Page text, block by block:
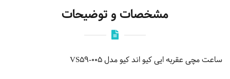
مشخصات و توضیحات
ساعت مچی عقربه ایی کیو اند کیو مدل VS59-005